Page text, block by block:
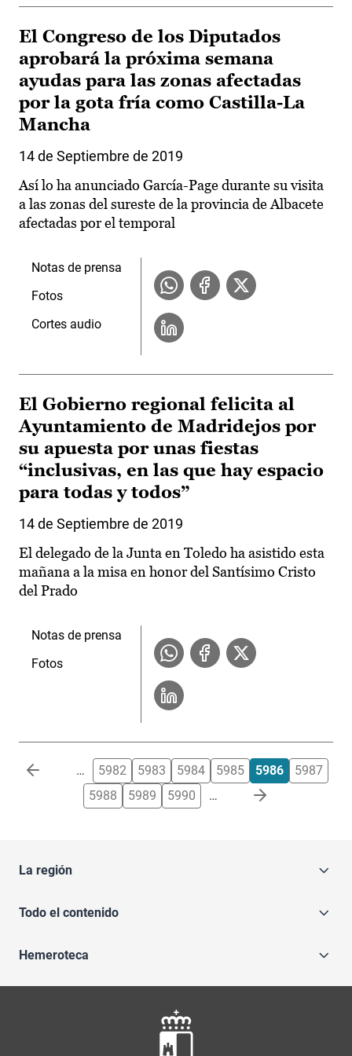
El Congreso de los Diputados
aprobará la próxima semana
ayudas para las zonas afectadas
por la gota fría como Castilla-La
Mancha
14 de Septiembre de 2019
Así lo ha anunciado García-Page durante su visita
a las zonas del sureste de la provincia de Albacete
afectadas por el temporal
Notas de prensa
Fotos
Cortes audio
El Gobierno regional felicita al
Ayuntamiento de Madridejos por
su apuesta por unas fiestas
“inclusivas, en las que hay espacio
para todas y todos”
14 de Septiembre de 2019
El delegado de la Junta en Toledo ha asistido esta
mañana a la misa en honor del Santísimo Cristo
del Prado
Notas de prensa
Fotos
Paginación … 5982 5983 5984 5985 5986
5987
5988
5989 5990 …
La región
Todo el contenido
Hemeroteca